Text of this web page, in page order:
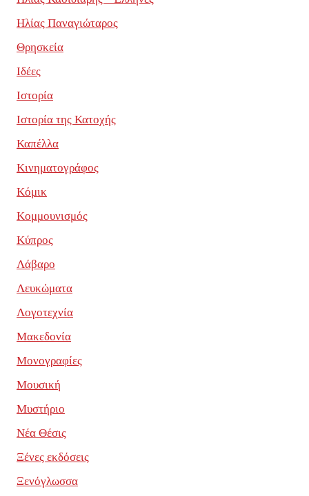
Ηλίας Παναγιώταρος
Θρησκεία
Ιδέες
Ιστορία
Ιστορία της Κατοχής
Καπέλλα
Κινηματογράφος
Κόμικ
Κομμουνισμός
Κύπρος
Λάβαρο
Λευκώματα
Λογοτεχνία
Μακεδονία
Μονογραφίες
Μουσική
Μυστήριο
Νέα Θέσις
Ξένες εκδόσεις
Ξενόγλωσσα